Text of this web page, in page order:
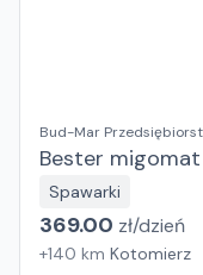
Bud-Mar
Bester
Spawarki
369.00 zł/dzień
+140 km Kotomierz